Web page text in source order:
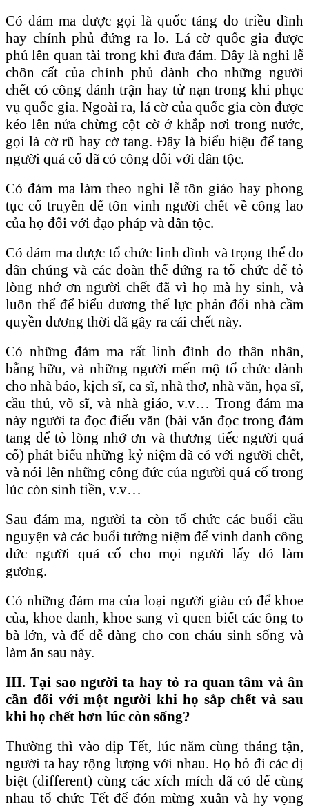
Có đám ma được gọi là quốc táng do triều đình
hay chính phủ đứng ra lo. Lá cờ quốc gia được
phủ lên quan tài trong khi đưa đám. Đây là nghi lễ
chôn cất của chính phủ dành cho những người
chết có công đánh trận hay tử nạn trong khi phục
vụ quốc gia. Ngoài ra, lá cờ của quốc gia còn được
kéo lên nửa chừng cột cờ ở khắp nơi trong nước,
gọi là cờ rũ hay cờ tang. Đây là biểu hiệu để tang
người quá cố đã có công đối với dân tộc.
Có đám ma làm theo nghi lễ tôn giáo hay phong
tục cổ truyền để tôn vinh người chết về công lao
của họ đối với đạo pháp và dân tộc.
Có đám ma được tổ chức linh đình và trọng thể do
dân chúng và các đoàn thể đứng ra tổ chức để tỏ
lòng nhớ ơn người chết đã vì họ mà hy sinh, và
luôn thể để biểu dương thế lực phản đối nhà cầm
quyền đương thời đã gây ra cái chết này.
Có những đám ma rất linh đình do thân nhân,
bằng hữu, và những người mến mộ tổ chức dành
cho nhà báo, kịch sĩ, ca sĩ, nhà thơ, nhà văn, họa sĩ,
cầu thủ, võ sĩ, và nhà giáo, v.v… Trong đám ma
này người ta đọc điếu văn (bài văn đọc trong đám
tang để tỏ lòng nhớ ơn và thương tiếc người quá
cố) phát biểu những kỷ niệm đã có với người chết,
và nói lên những công đức của người quá cố trong
lúc còn sinh tiền, v.v…
Sau đám ma, người ta còn tổ chức các buổi cầu
nguyện và các buổi tưởng niệm để vinh danh công
đức người quá cố cho mọi người lấy đó làm
gương.
Có những đám ma của loại người giàu có để khoe
của, khoe danh, khoe sang vì quen biết các ông to
bà lớn, và để dễ dàng cho con cháu sinh sống và
làm ăn sau này.
III. Tại sao người ta hay tỏ ra quan tâm và ân
cần đối với một người khi họ sắp chết và sau
khi họ chết hơn lúc còn sống?
Thường thì vào dịp Tết, lúc năm cùng tháng tận,
người ta hay rộng lượng với nhau. Họ bỏ đi các dị
biệt (different) cùng các xích mích đã có để cùng
nhau tổ chức Tết để đón mừng xuân và hy vọng